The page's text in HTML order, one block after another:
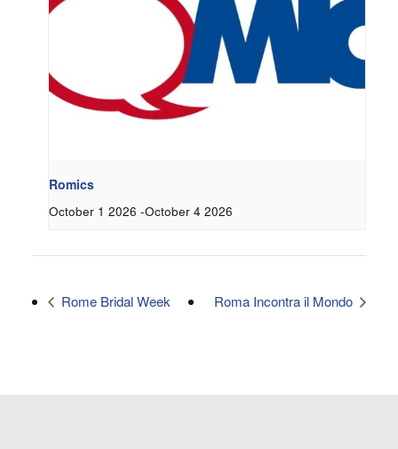
Romics
October 1 2026 -October 4 2026
Rome Bridal Week Roma Incontra il Mondo